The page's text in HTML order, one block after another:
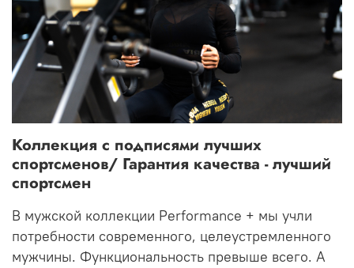
Коллекция с подписями лучших
спортсменов/ Гарантия качества - лучший
спортсмен
В мужской коллекции Performance + мы учли
потребности современного, целеустремленного
мужчины. Функциональность превыше всего. А